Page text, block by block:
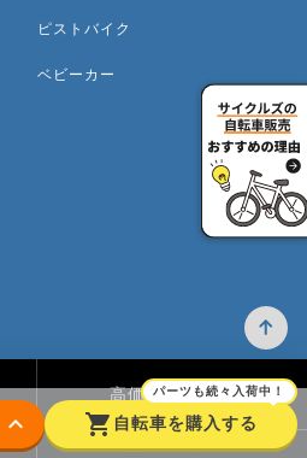
keyboard_arrow_down shopping_cart
パーツも続々入荷中！
自転車を購入する
ピストバイク
ベビーカー
高価買取のワケ